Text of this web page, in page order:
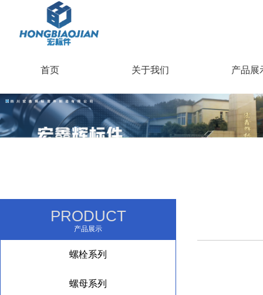
首页 关于我们 产品展
PRODUCT
产品展示
螺栓系列
螺母系列